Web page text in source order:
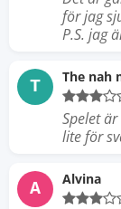
för jag
P.S. jag
T The nah
Spelet
lite för
A Alvina